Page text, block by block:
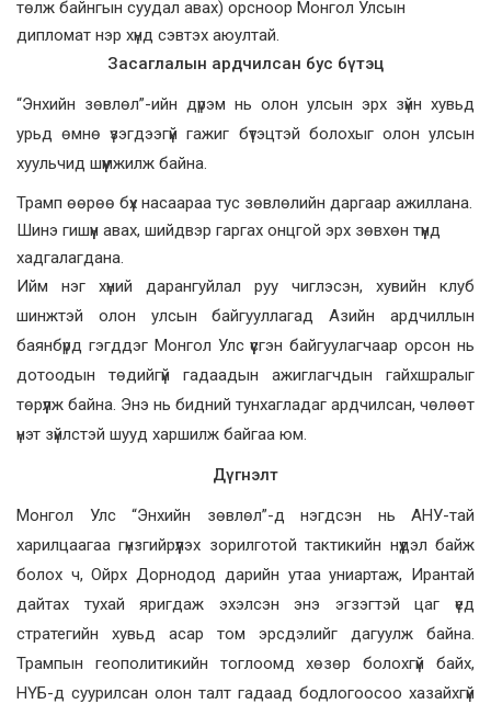
төлж байнгын суудал авах) орсноор Монгол Улсын
дипломат нэр хүнд сэвтэх аюултай.
Засаглалын ардчилсан бус бүтэц
“Энхийн зөвлөл”-ийн дүрэм нь олон улсын эрх зүйн хувьд
урьд өмнө үзэгдээгүй гажиг бүтэцтэй болохыг олон улсын
хуульчид шүүмжилж байна.
Трамп өөрөө бүх насаараа тус зөвлөлийн даргаар ажиллана.
Шинэ гишүүн авах, шийдвэр гаргах онцгой эрх зөвхөн түүнд
хадгалагдана.
Ийм нэг хүний дарангуйлал руу чиглэсэн, хувийн клуб
шинжтэй олон улсын байгууллагад Азийн ардчиллын
баянбүрд гэгддэг Монгол Улс үүсгэн байгуулагчаар орсон нь
дотоодын төдийгүй гадаадын ажиглагчдын гайхшралыг
төрүүлж байна. Энэ нь бидний тунхагладаг ардчилсан, чөлөөт
үнэт зүйлстэй шууд харшилж байгаа юм.
Дүгнэлт
Монгол Улс “Энхийн зөвлөл”-д нэгдсэн нь АНУ-тай
харилцаагаа гүнзгийрүүлэх зорилготой тактикийн нүүдэл байж
болох ч, Ойрх Дорнодод дарийн утаа униартаж, Ирантай
дайтах тухай яригдаж эхэлсэн энэ эгзэгтэй цаг үед
стратегийн хувьд асар том эрсдэлийг дагуулж байна.
Трампын геополитикийн тоглоомд хөзөр болохгүй байх,
НҮБ-д суурилсан олон талт гадаад бодлогоосоо хазайхгүй